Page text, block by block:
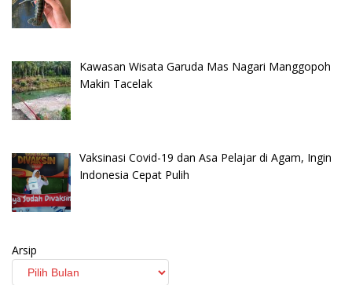
Kawasan Wisata Garuda Mas Nagari Manggopoh
Makin Tacelak
Vaksinasi Covid-19 dan Asa Pelajar di Agam, Ingin
Indonesia Cepat Pulih
Arsip